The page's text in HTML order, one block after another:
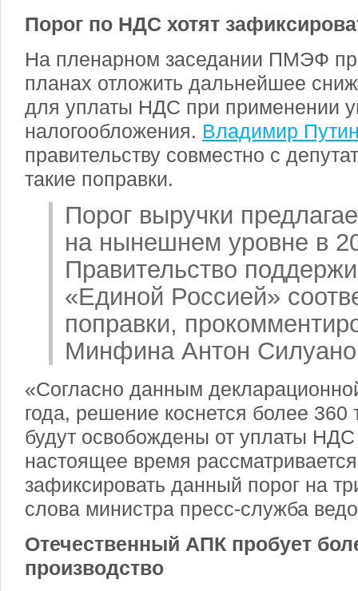
Порог по НДС хотят
На пленарном заседании ПМЭФ
планах отложить дальнейшее
для уплаты НДС при применении
налогообложения. Владимир
правительству совместно с
такие поправки.
Порог выручки
на нынешнем уровне в
Правительство
«Единой Россией»
поправки,
Минфина Антон
«Согласно данным
года, решение коснется более
будут освобождены от уплаты
настоящее время
зафиксировать данный порог на
слова министра пресс-служба
Отечественный АПК пробует
производство